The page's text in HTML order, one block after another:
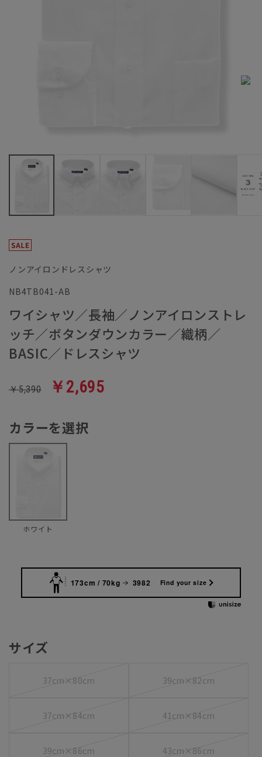
ノンアイロンドレスシャツ
NB4TB041-AB
ワイシャツ／長袖／ノンアイロンストレ
ッチ／ボタンダウンカラー／織柄／
BASIC／ドレスシャツ
￥5,390 ￥2,695
カラーを選択
ホワイト
173cm / 70kg 3982 Find your size
サイズ
37cm×80cm 39cm×82cm
37cm×84cm 41cm×84cm
39cm×86cm 43cm×86cm